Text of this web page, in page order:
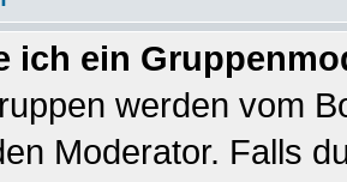
ich ein
werden vom
Moderator. Falls